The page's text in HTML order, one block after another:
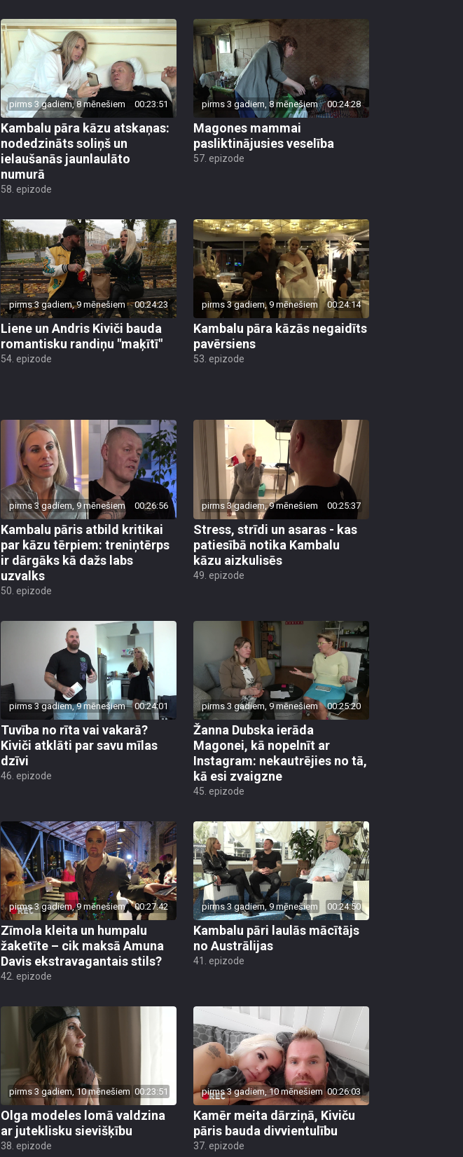
pirms 3 gadiem, 8 mēnešiem 00:23:51
Kambalu pāra kāzu atskaņas:
nodedzināts soliņš un
ielaušanās jaunlaulāto
numurā
58. epizode
pirms 3 gadiem, 8 mēnešiem 00:24:28
Magones mammai
pasliktinājusies veselība
57. epizode
pirms 3 gadiem, 9 mēnešiem 00:24:23
Liene un Andris Kiviči bauda
romantisku randiņu "maķītī"
54. epizode
pirms 3 gadiem, 9 mēnešiem 00:24:14
Kambalu pāra kāzās negaidīts
pavērsiens
53. epizode
pirms 3 gadiem, 9 mēnešiem 00:26:56
Kambalu pāris atbild kritikai
par kāzu tērpiem: treniņtērps
ir dārgāks kā dažs labs
uzvalks
50. epizode
pirms 3 gadiem, 9 mēnešiem 00:25:37
Stress, strīdi un asaras - kas
patiesībā notika Kambalu
kāzu aizkulisēs
49. epizode
pirms 3 gadiem, 9 mēnešiem 00:24:01
Tuvība no rīta vai vakarā?
Kiviči atklāti par savu mīlas
dzīvi
46. epizode
pirms 3 gadiem, 9 mēnešiem 00:25:20
Žanna Dubska ierāda
Magonei, kā nopelnīt ar
Instagram: nekautrējies no tā,
kā esi zvaigzne
45. epizode
pirms 3 gadiem, 9 mēnešiem 00:27:42
Zīmola kleita un humpalu
žaketīte – cik maksā Amuna
Davis ekstravagantais stils?
42. epizode
pirms 3 gadiem, 9 mēnešiem 00:24:50
Kambalu pāri laulās mācītājs
no Austrālijas
41. epizode
pirms 3 gadiem, 10 mēnešiem
Olga modeles lomā valdzina
ar juteklisku sievišķību
38. epizode
pirms 3 gadiem, 10 mēnešiem 00:26:03
Kamēr meita dārziņā, Kiviču
pāris bauda divvientulību
37. epizode